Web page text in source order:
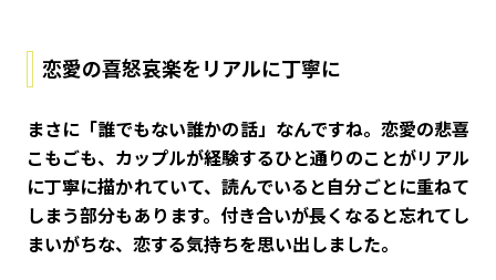
恋愛の喜怒哀楽をリアルに丁寧に
――まさに「誰でもない誰かの話」なんですね。恋愛の悲喜
こもごも、カップルが経験するひと通りのことがリアル
に丁寧に描かれていて、読んでいると自分ごとに重ねて
しまう部分もあります。付き合いが長くなると忘れてし
まいがちな、恋する気持ちを思い出しました。